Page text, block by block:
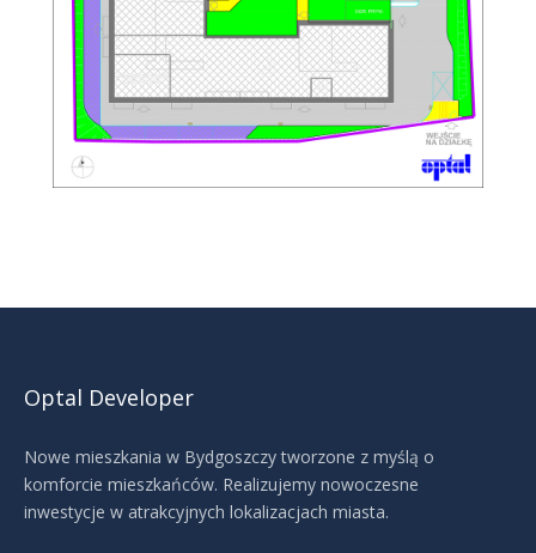
Optal Developer
Nowe mieszkania w Bydgoszczy tworzone z myślą o
komforcie mieszkańców. Realizujemy nowoczesne
inwestycje w atrakcyjnych lokalizacjach miasta.